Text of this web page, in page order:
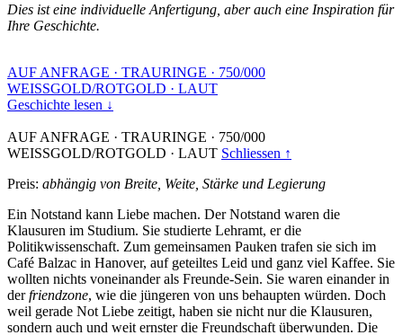
Dies ist eine individuelle Anfertigung, aber auch eine Inspiration für
Ihre Geschichte.
AUF ANFRAGE · TRAURINGE · 750/000
WEISSGOLD/ROTGOLD · LAUT
Geschichte lesen ↓
AUF ANFRAGE · TRAURINGE · 750/000
WEISSGOLD/ROTGOLD · LAUT Schliessen ↑
Preis: abhängig von Breite, Weite, Stärke und Legierung
Ein Notstand kann Liebe machen. Der Notstand waren die
Klausuren im Studium. Sie studierte Lehramt, er die
Politikwissenschaft. Zum gemeinsamen Pauken trafen sie sich im
Café Balzac in Hanover, auf geteiltes Leid und ganz viel Kaffee. Sie
wollten nichts voneinander als Freunde-Sein. Sie waren einander in
derfriendzone, wie die jüngeren von uns behaupten würden. Doch
weil gerade Not Liebe zeitigt, haben sie nicht nur die Klausuren,
sondern auch und weit ernster die Freundschaft überwunden. Die